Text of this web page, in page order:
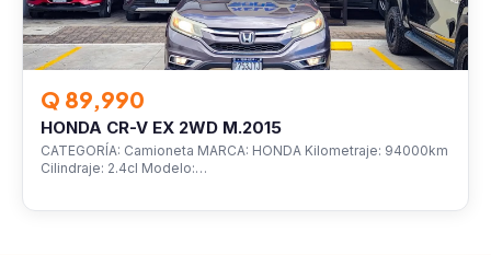
Q 89,990
HONDA CR-V EX 2WD M.2015
CATEGORÍA: Camioneta MARCA: HONDA Kilometraje: 94000km
Cilindraje: 2.4cl Modelo:…